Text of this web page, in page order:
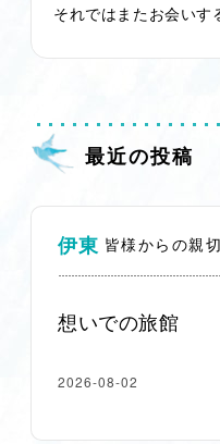
それではまたお会いす
最近の投稿
伊東 皆様からの親
想いでの旅館
2026-08-02